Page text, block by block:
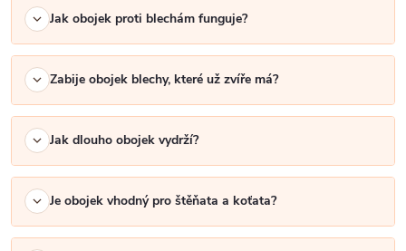
s
u
Jak obojek proti blechám funguje?
Zabije obojek blechy, které už zvíře má?
Jak dlouho obojek vydrží?
Je obojek vhodný pro štěňata a koťata?